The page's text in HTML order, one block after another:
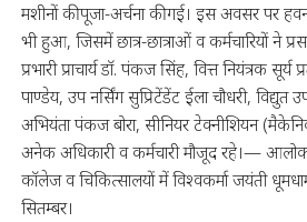
मशीनों की पूजा-अर्चना की गई। इस अवसर पर
भी हुआ, जिसमें छात्र-छात्राओं व कर्मचारियों ने
प्रभारी प्राचार्य डॉ. पंकज सिंह, वित्त नियंत्रक
पाण्डेय, उप नर्सिंग सुप्रिटेंडेंट ईला चौधरी,
अभियंता पंकज बोरा, सीनियर टेक्नीशियन
अनेक अधिकारी व कर्मचारी मौजूद रहे।—
कॉलेज व चिकित्सालयों में विश्वकर्मा जयंती
सितम्बर।